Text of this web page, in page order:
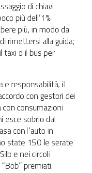
di chiavi
più dell’1%
più, in modo da
rimettersi alla guida;
taxi o il bus per
e responsabilità, il
con gestori dei
consumazioni
esce sobrio dal
con l’auto in
state 150 le serate
e nei circoli
premiati.